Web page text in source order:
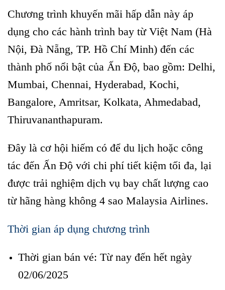
Chương trình khuyến mãi hấp dẫn này áp
dụng cho các hành trình bay từ Việt Nam (Hà
Nội, Đà Nẵng, TP. Hồ Chí Minh) đến các
thành phố nổi bật của Ấn Độ, bao gồm: Delhi,
Mumbai, Chennai, Hyderabad, Kochi,
Bangalore, Amritsar, Kolkata, Ahmedabad,
Thiruvananthapuram.
Đây là cơ hội hiếm có để du lịch hoặc công
tác đến Ấn Độ với chi phí tiết kiệm tối đa, lại
được trải nghiệm dịch vụ bay chất lượng cao
từ hãng hàng không 4 sao Malaysia Airlines.
Thời gian áp dụng chương trình
Thời gian bán vé: Từ nay đến hết ngày
02/06/2025